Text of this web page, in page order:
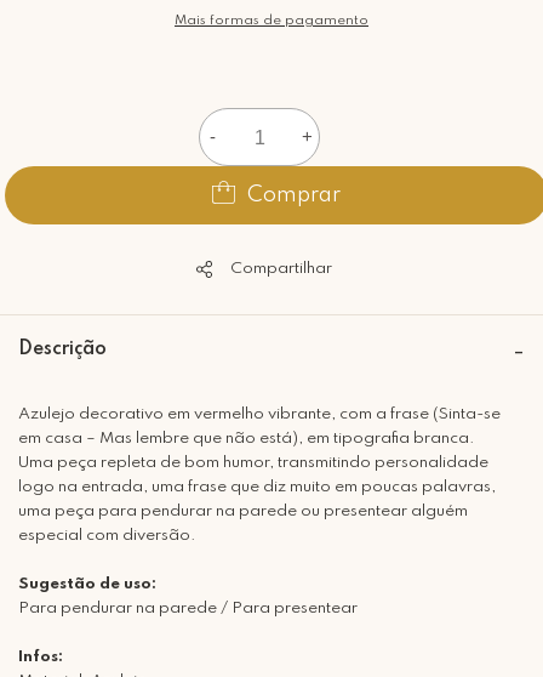
Mais formas de pagamento
- +
Comprar
Compartilhar
Descrição
Azulejo decorativo em vermelho vibrante, com a frase (Sinta-se
em casa – Mas lembre que não está), em tipografia branca.
Uma peça repleta de bom humor, transmitindo personalidade
logo na entrada, uma frase que diz muito em poucas palavras,
uma peça para pendurar na parede ou presentear alguém
especial com diversão.
Sugestão de uso:
Para pendurar na parede / Para presentear
Infos: